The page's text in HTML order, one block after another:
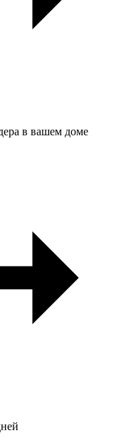
в вашем доме